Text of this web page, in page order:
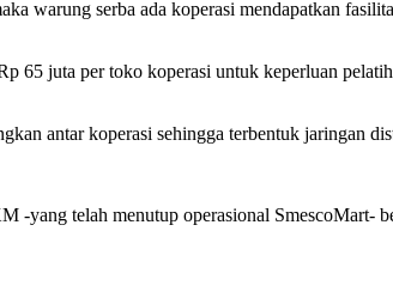
warung serba ada koperasi mendapatkan
65 juta per toko koperasi untuk keperluan
antar koperasi sehingga terbentuk jaringan
-yang telah menutup operasional